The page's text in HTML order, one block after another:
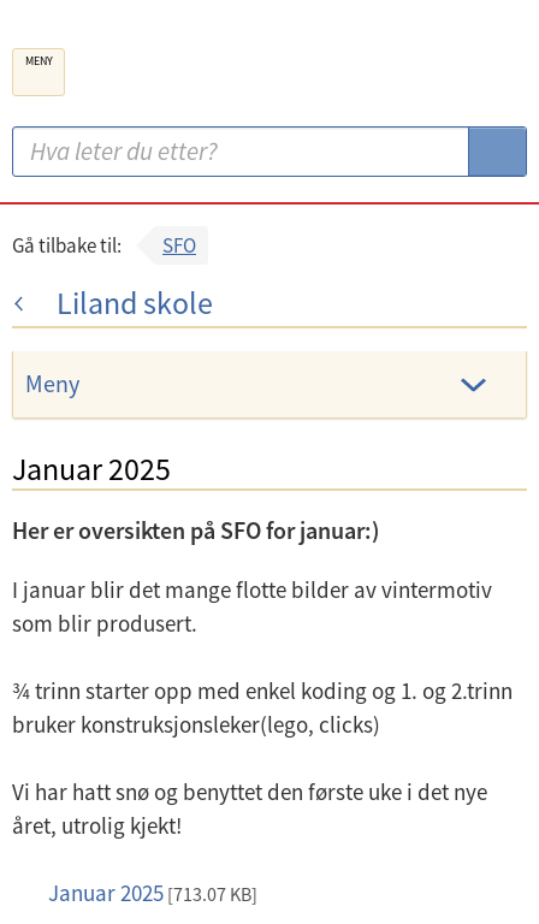
g
e
n
ø
k
:
S
ø
MENY
Gå tilbake til: SFO
Liland skole
Meny
Januar 2025
Her er oversikten på SFO for januar:)
I januar blir det mange flotte bilder av vintermotiv
som blir produsert.
¾ trinn starter opp med enkel koding og 1. og 2.trinn
bruker konstruksjonsleker(lego, clicks)
Vi har hatt snø og benyttet den første uke i det nye
året, utrolig kjekt!
Januar 2025 [713.07 KB]